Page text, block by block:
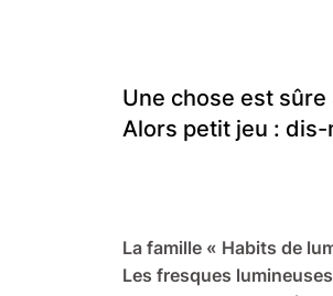
Une chose est sûre
Alors petit jeu :
La famille « Habits de
Les fresques